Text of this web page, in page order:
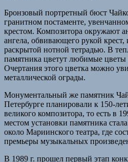
Бронзовый портретный бюст
гранитном постаменте,
крестом. Композитора окружают
ангела, обвивающего рукой
раскрытой нотной тетрадью. В
памятника цветут любимые
Очертания этого цветка можно
металлической ограды.
Монументальный же памятник
Петербурге планировали к 150-
великого композитора, то есть в
местом установки памятника
около Мариинского театра, где
премьеры музыкальных
В 1989 г. прошел первый этап